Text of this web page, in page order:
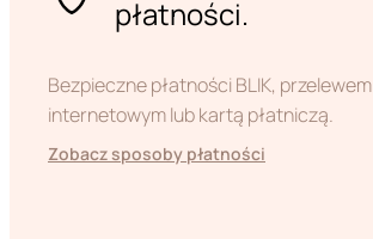
płatności.
Bezpieczne płatności BLIK, przelewem
internetowym lub kartą płatniczą.
Zobacz sposoby płatności